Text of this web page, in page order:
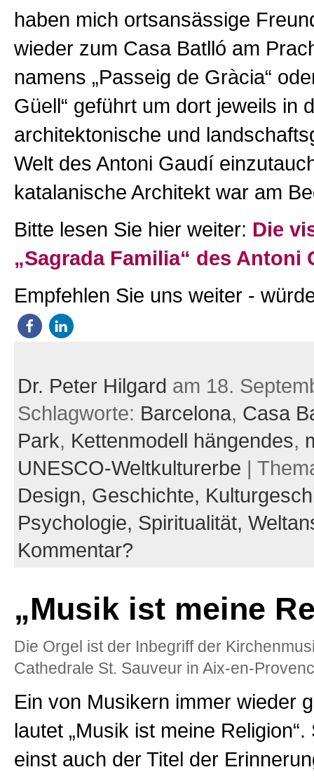
haben mich ortsansässige
wieder zum Casa Batlló am
namens „Passeig de Gràcia“
Güell“ geführt um dort jeweils in
architektonische und
Welt des Antoni Gaudí
katalanische Architekt war am
Bitte lesen Sie hier weiter: Die
„Sagrada Familia“ des Antoni
Empfehlen Sie uns weiter -
Dr. Peter Hilgard am 18.
Schlagworte: Barcelona, Casa
Park, Kettenmodell hängendes,
UNESCO-Weltkulturerbe |
Design, Geschichte,
Psychologie, Spiritualität,
Kommentar?
„Musik ist meine
Die Orgel ist der Inbegriff der
Cathedrale St. Sauveur in Aix-en-
Ein von Musikern immer wieder
lautet „Musik ist meine
einst auch der Titel der